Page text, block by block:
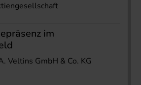
im
Veltins GmbH & Co. KG